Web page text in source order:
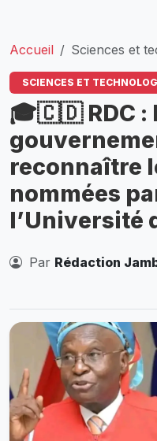
Accueil Sciences et
SCIENCES ET
🎓🇨🇩 RDC :
reconnaître
nommées
l’Université
Par Rédaction